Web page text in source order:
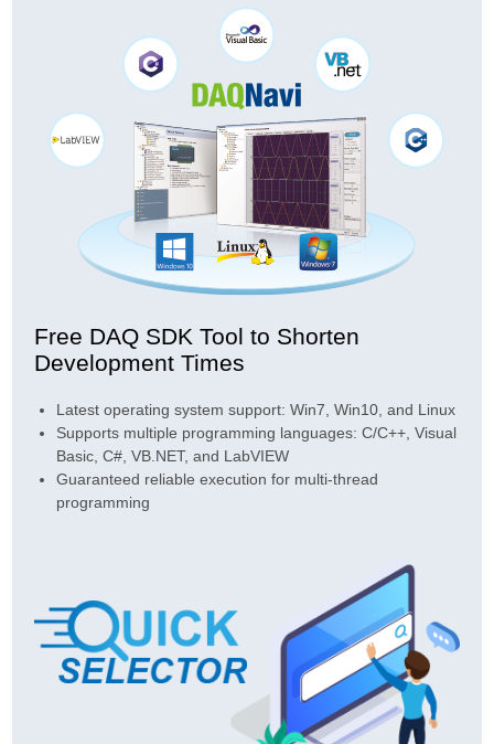
Free DAQ SDK Tool to Shorten
Development Times
Latest operating system support: Win7, Win10, and Linux
Supports multiple programming languages: C/C++, Visual
Basic, C#, VB.NET, and LabVIEW
Guaranteed reliable execution for multi-thread
programming